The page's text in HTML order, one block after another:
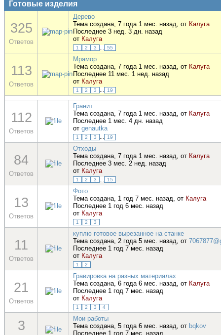
Готовые изделия
325
Ответов
Дерево
Тема создана, 7 года 1 мес. назад, от Калуга
Последнее 3 нед. 3 дн. назад
от Калуга
1 2 3 55
113
Ответов
Мрамор
Тема создана, 7 года 1 мес. назад, от Калуга
Последнее 11 мес. 1 нед. назад
от Калуга
1 2 3 19
112
Ответов
Гранит
Тема создана, 7 года 1 мес. назад, от Калуга
Последнее 1 мес. 4 дн. назад
от genautka
1 2 3 19
84
Ответов
Отходы
Тема создана, 7 года 1 мес. назад, от Калуга
Последнее 3 мес. 2 нед. назад
от Калуга
1 2 3 15
13
Ответов
Фото
Тема создана, 1 год 7 мес. назад, от Калуга
Последнее 1 год 6 мес. назад
от Калуга
1 2 3
11
Ответов
куплю готовое вырезанное на станке
Тема создана, 2 года 5 мес. назад, от
Последнее 1 год 7 мес. назад
от Калуга
1 2
21
Ответов
Гравировка на разных материалах
Тема создана, 6 года 6 мес. назад, от Калуга
Последнее 1 год 7 мес. назад
от Калуга
1 2 3 4
3
Мои работы
Тема создана, 5 года 6 мес. назад, от bqkov
Последнее 1 год 7 мес. назад